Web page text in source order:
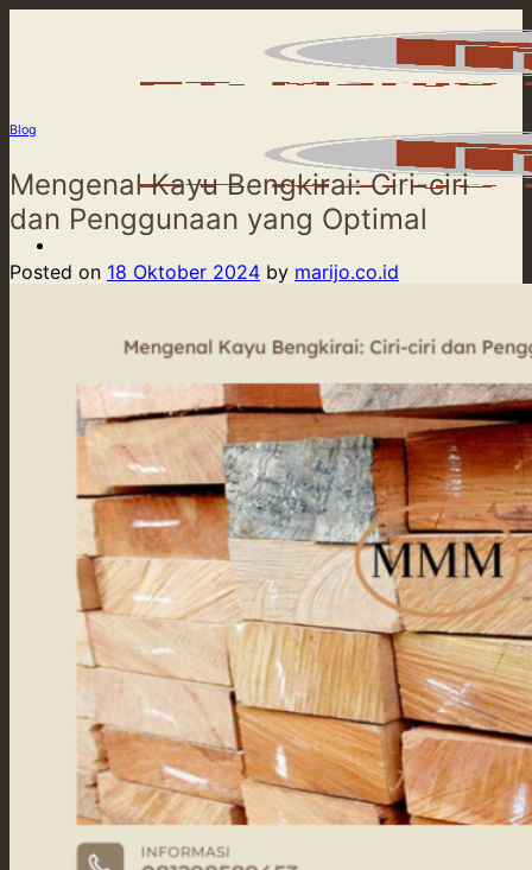
Beranda
Product
Our Service
Our Supply
Tentang Kami
Blog
Kontak Kami
Blog
Mengenal Kayu Bengkirai: Ciri-ciri
dan Penggunaan yang Optimal
Posted on 18 Oktober 2024 by marijo.co.id